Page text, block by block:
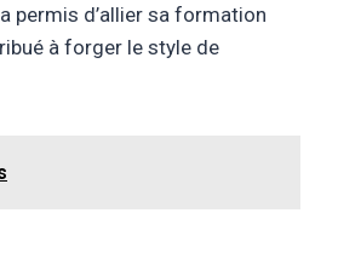
permis d’allier sa formation
à forger le style de